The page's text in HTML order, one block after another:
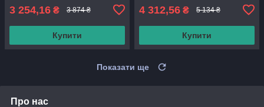
3 254,16 ₴ 3 874 ₴
Купити
4 312,56 ₴ 5 134 ₴
Купити
Показати ще
Про нас